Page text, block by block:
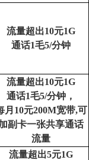
流量超出10元1G
通话1毛5/分钟
流量超出10元1G
通话1毛5/分钟，
月10元200M宽带,可
副卡一张共享通话
流量
流量超出5元1G